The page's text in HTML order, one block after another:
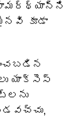
సామర్థ్యాన్ని
కూడా
యాక్సెస్